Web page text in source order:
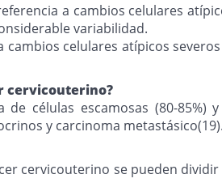
a cambios celulares
variabilidad.
cambios celulares atípicos
cervicouterino?
células escamosas (80-
y carcinoma metastásico(19).
cervicouterino se pueden